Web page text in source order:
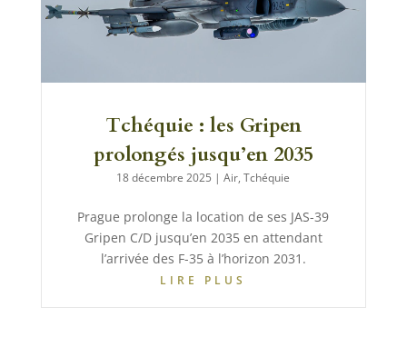
Tchéquie : les Gripen
prolongés jusqu’en 2035
18 décembre 2025 |Air,Tchéquie
Prague prolonge la location de ses JAS-39
Gripen C/D jusqu’en 2035 en attendant
l’arrivée des F-35 à l’horizon 2031.
LIRE PLUS